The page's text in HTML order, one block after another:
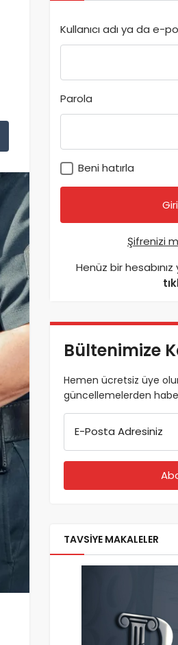
Kullanıcı adı ya da e-
Parola
Beni hatırla
Şifrenizi
Henüz bir
Bültenimize
Hemen ücretsiz üye
güncellemelerden
E-Posta Adresiniz
TAVSİYE MAKALELER